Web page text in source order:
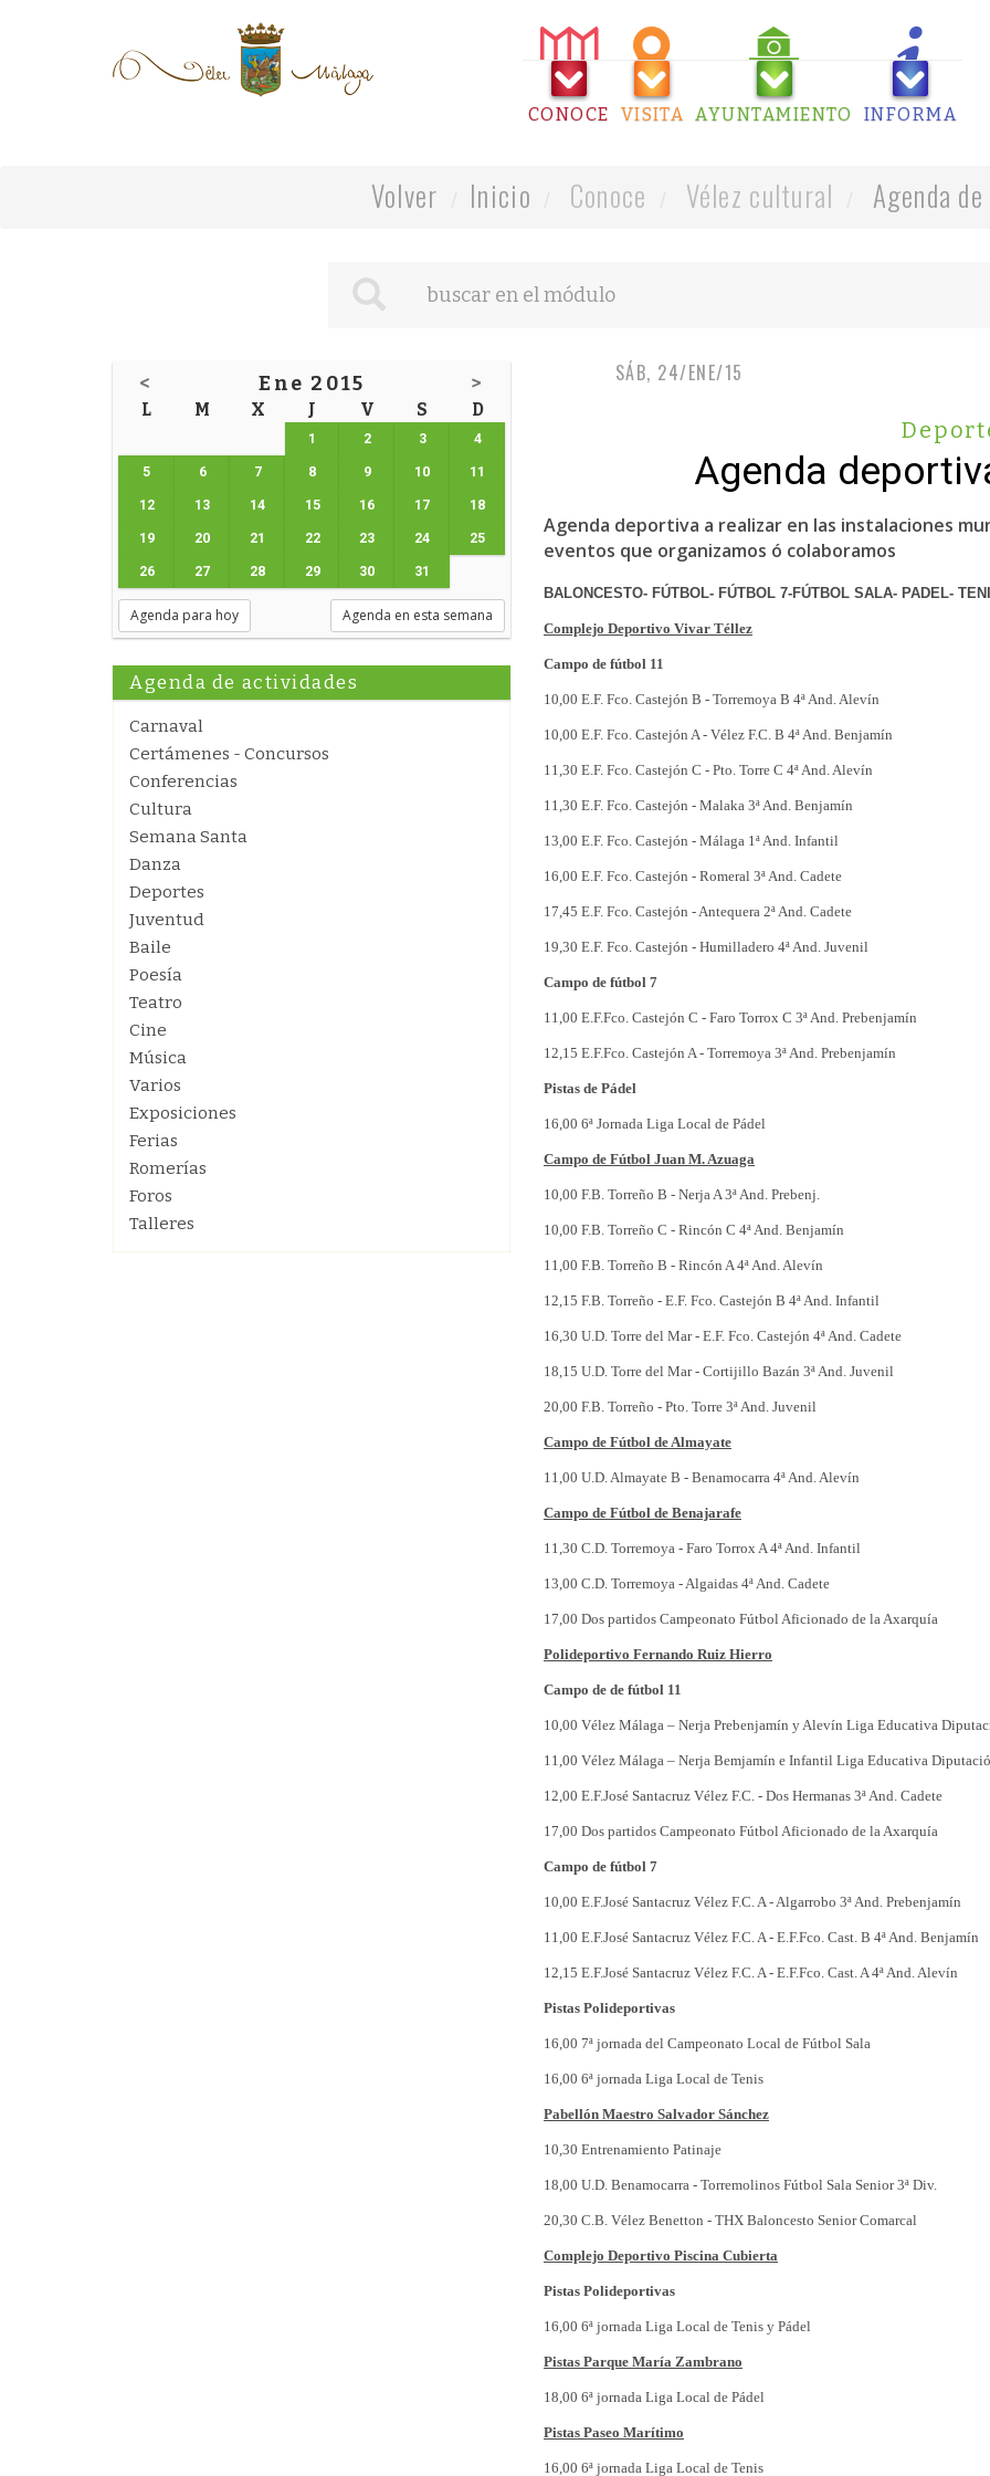
CONOCE VISITA AYUNTAMIENTO INFORMA
Volver Inicio Conoce Vélez cultural Agenda
< Ene 2015 >
L M X J V S D
1 2 3 4
5 6 7 8 9 10 11
12 13 14 15 16 17 18
19 20 21 22 23 24 25
26 27 28 29 30 31
Agenda para hoy Agenda en esta semana
Agenda de actividades
Carnaval
Certámenes - Concursos
Conferencias
Cultura
Semana Santa
Danza
Deportes
Juventud
Baile
Poesía
Teatro
Cine
Música
Varios
Exposiciones
Ferias
Romerías
Foros
Talleres
SÁB, 24/ENE/15
Agenda
Agenda deportiva a realizar en las instalaciones
eventos que organizamos ó colaboramos
BALONCESTO- FÚTBOL- FÚTBOL 7-FÚTBOL SALA- PADEL-
Complejo Deportivo Vivar Téllez
Campo de fútbol 11
10,00 E.F. Fco. Castejón B - Torremoya B 4ª And. Alevín
10,00 E.F. Fco. Castejón A - Vélez F.C. B 4ª And. Benjamín
11,30 E.F. Fco. Castejón C - Pto. Torre C 4ª And. Alevín
11,30 E.F. Fco. Castejón - Malaka 3ª And. Benjamín
13,00 E.F. Fco. Castejón - Málaga 1ª And. Infantil
16,00 E.F. Fco. Castejón - Romeral 3ª And. Cadete
17,45 E.F. Fco. Castejón - Antequera 2ª And. Cadete
19,30 E.F. Fco. Castejón - Humilladero 4ª And. Juvenil
Campo de fútbol 7
11,00 E.F.Fco. Castejón C - Faro Torrox C 3ª And. Prebenjamín
12,15 E.F.Fco. Castejón A - Torremoya 3ª And. Prebenjamín
Pistas de Pádel
16,00 6ª Jornada Liga Local de Pádel
Campo de Fútbol Juan M. Azuaga
10,00 F.B. Torreño B - Nerja A 3ª And. Prebenj.
10,00 F.B. Torreño C - Rincón C 4ª And. Benjamín
11,00 F.B. Torreño B - Rincón A 4ª And. Alevín
12,15 F.B. Torreño - E.F. Fco. Castejón B 4ª And. Infantil
16,30 U.D. Torre del Mar - E.F. Fco. Castejón 4ª And. Cadete
18,15 U.D. Torre del Mar - Cortijillo Bazán 3ª And. Juvenil
20,00 F.B. Torreño - Pto. Torre 3ª And. Juvenil
Campo de Fútbol de Almayate
11,00 U.D. Almayate B - Benamocarra 4ª And. Alevín
Campo de Fútbol de Benajarafe
11,30 C.D. Torremoya - Faro Torrox A 4ª And. Infantil
13,00 C.D. Torremoya - Algaidas 4ª And. Cadete
17,00 Dos partidos Campeonato Fútbol Aficionado de la Axarquía
Polideportivo Fernando Ruiz Hierro
Campo de de fútbol 11
10,00 Vélez Málaga – Nerja Prebenjamín y Alevín Liga Educativa
11,00 Vélez Málaga – Nerja Bemjamín e Infantil Liga Educativa
12,00 E.F.José Santacruz Vélez F.C. - Dos Hermanas 3ª And. Cadete
17,00 Dos partidos Campeonato Fútbol Aficionado de la Axarquía
Campo de fútbol 7
10,00 E.F.José Santacruz Vélez F.C. A - Algarrobo 3ª And. Prebenjamín
11,00 E.F.José Santacruz Vélez F.C. A - E.F.Fco. Cast. B 4ª And. Benjamín
12,15 E.F.José Santacruz Vélez F.C. A - E.F.Fco. Cast. A 4ª And. Alevín
Pistas Polideportivas
16,00 7ª jornada del Campeonato Local de Fútbol Sala
16,00 6ª jornada Liga Local de Tenis
Pabellón Maestro Salvador Sánchez
10,30 Entrenamiento Patinaje
18,00 U.D. Benamocarra - Torremolinos Fútbol Sala Senior 3ª Div.
20,30 C.B. Vélez Benetton - THX Baloncesto Senior Comarcal
Complejo Deportivo Piscina Cubierta
Pistas Polideportivas
16,00 6ª jornada Liga Local de Tenis y Pádel
Pistas Parque María Zambrano
18,00 6ª jornada Liga Local de Pádel
Pistas Paseo Marítimo
16,00 6ª jornada Liga Local de Tenis